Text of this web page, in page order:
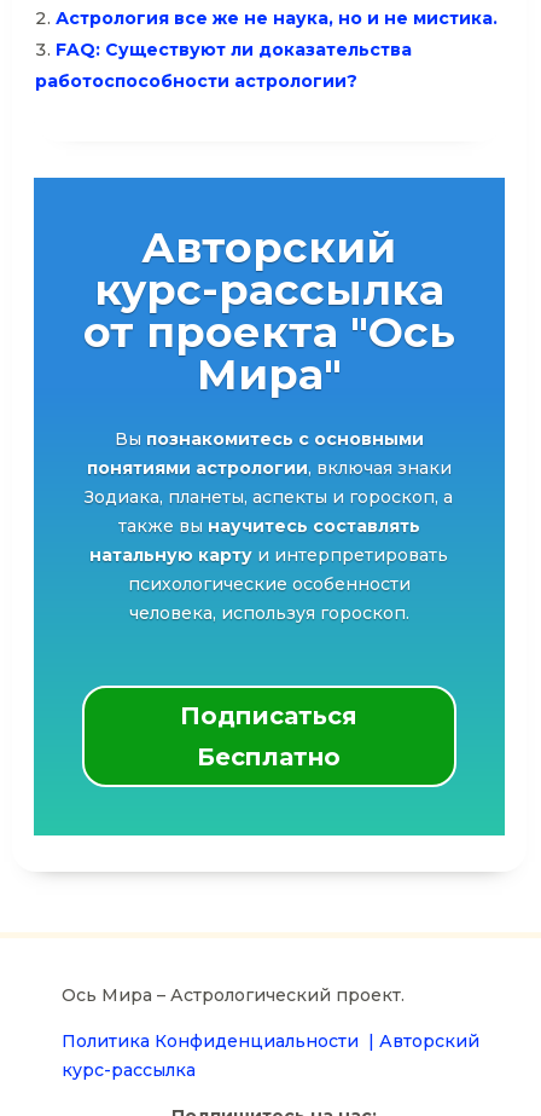
Астрология все же не наука, но и не мистика.
FAQ: Существуют ли доказательства
работоспособности астрологии?
Авторский
курс-рассылка
от проекта "Ось
Мира"
Вы познакомитесь с основными
понятиями астрологии, включая знаки
Зодиака, планеты, аспекты и гороскоп, а
также вы научитесь составлять
натальную карту и интерпретировать
психологические особенности
человека, используя гороскоп.
Подписаться
Бесплатно
Ось Мира – Астрологический проект.
Политика Конфиденциальности | Авторский
курс-рассылка